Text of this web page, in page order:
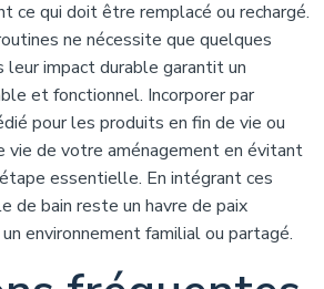
ce qui doit être remplacé ou rechargé.
ne nécessite que quelques
leur impact durable garantit un
et fonctionnel. Incorporer par
pour les produits en fin de vie ou
vie de votre aménagement en évitant
essentielle. En intégrant ces
de bain reste un havre de paix
environnement familial ou partagé.